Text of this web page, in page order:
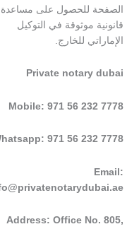
للحصول على مساعدة
موثوقة في التوكيل
للخارج.
Private
Mobile: 971 56
Whatsapp: 971 56
Address: Office